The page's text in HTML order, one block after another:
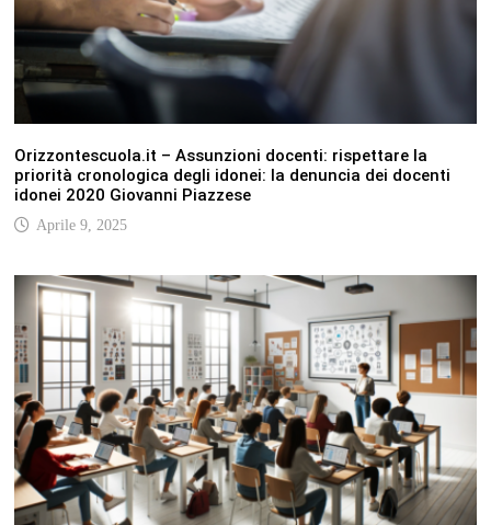
Orizzontescuola.it – Assunzioni docenti: rispettare la
priorità cronologica degli idonei: la denuncia dei docenti
idonei 2020 Giovanni Piazzese
Aprile 9, 2025